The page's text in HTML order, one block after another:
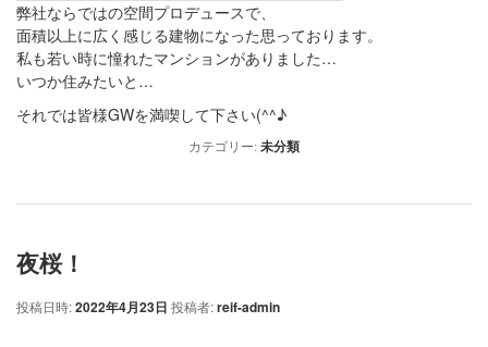
弊社ならではの空間プロデュースで、
面積以上に広く感じる建物になった思っております。
私も若い時に憧れたマンションがありました…
いつか住みたいと…
それでは皆様GWを満喫して下さい(^^♪
カテゴリー: 未分類
夜桜！
投稿日時:2022年4月23日 投稿者:reif-admin